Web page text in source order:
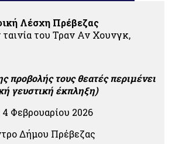
Λέσχη Πρέβεζας
ταινία του Τραν Αν Χουνγκ,
προβολής τους θεατές περιμένει
γευστική έκπληξη)
Φεβρουαρίου 2026
Δήμου Πρέβεζας